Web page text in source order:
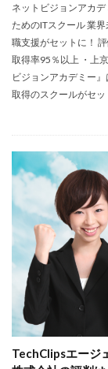
ネットビジョンアカ
ためのITスクール 業
職支援がセットに！
取得率95％以上 ・上
ビジョンアカデミー
取得のスクールがセ
TechClipsエージ